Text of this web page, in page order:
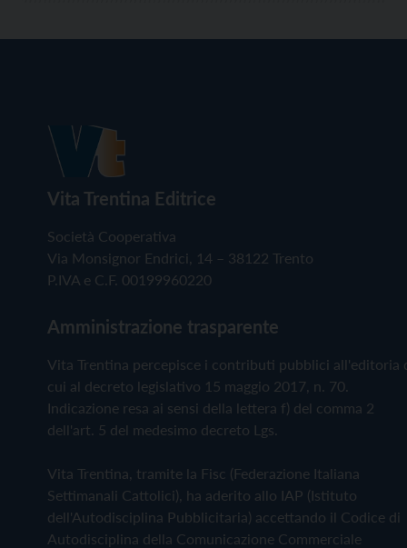
Vita Trentina Editrice
Società Cooperativa
Via Monsignor Endrici, 14 – 38122 Trento
P.IVA e C.F. 00199960220
Amministrazione trasparente
Vita Trentina percepisce i contributi pubblici all'editoria
cui al decreto legislativo 15 maggio 2017, n. 70.
Indicazione resa ai sensi della lettera f) del comma 2
dell'art. 5 del medesimo decreto Lgs.
Vita Trentina, tramite la Fisc (Federazione Italiana
Settimanali Cattolici), ha aderito allo IAP (Istituto
dell'Autodisciplina Pubblicitaria) accettando il Codice di
Autodisciplina della Comunicazione Commerciale